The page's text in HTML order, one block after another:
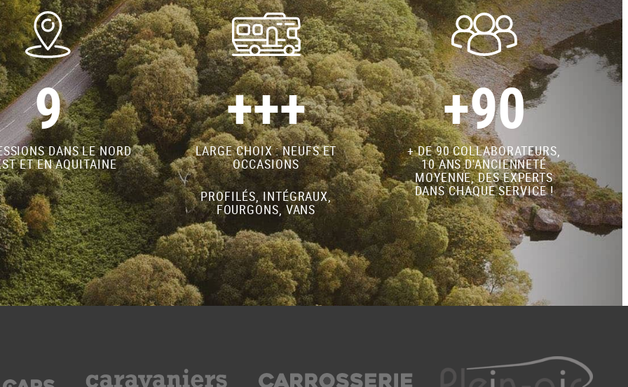
9
DANS LE NORD
ET EN AQUITAINE
+++
LARGE CHOIX : NEUFS ET
OCCASIONS
PROFILÉS, INTÉGRAUX,
FOURGONS, VANS
+90
+ DE 90 COLLABORATEURS,
10 ANS D'ANCIENNETÉ
MOYENNE, DES EXPERTS
DANS CHAQUE SERVICE !